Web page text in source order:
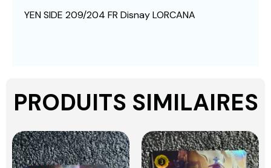
YEN SIDE 209/204 FR Disnay LORCANA
PRODUITS SIMILAIRES